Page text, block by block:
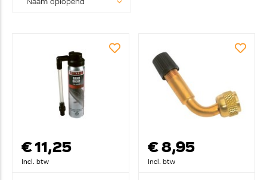
€ 11,25
Incl. btw
€ 8,95
Incl. btw